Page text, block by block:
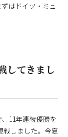
はドイツ・ミュ
してきまし
11年連続優勝を
戦しました。今夏